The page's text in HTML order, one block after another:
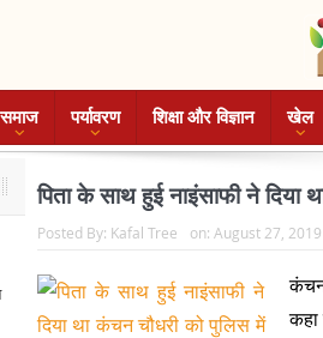
समाज पर्यावरण शिक्षा और विज्ञान खेल
पिता के साथ हुई नाइंसाफी ने दिया
Posted By: Kafal Tree on: August 27, 2019
कंचन
कहा